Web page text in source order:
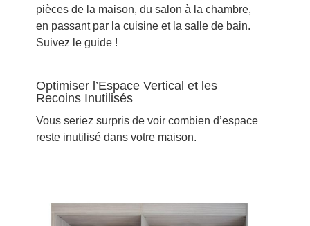
pièces de la maison, du salon à la chambre,
en passant par la cuisine et la salle de bain.
Suivez le guide !
Optimiser l’Espace Vertical et les
Recoins Inutilisés
Vous seriez surpris de voir combien d’espace
reste inutilisé dans votre maison.